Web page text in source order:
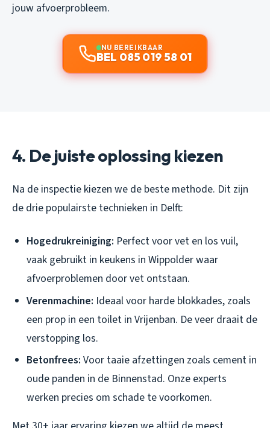
jouw afvoerprobleem.
NU BEREIKBAAR
BEL 085 019 58 01
4. De juiste oplossing kiezen
Na de inspectie kiezen we de beste methode. Dit zijn
de drie populairste technieken in Delft:
Hogedrukreiniging: Perfect voor vet en los vuil,
vaak gebruikt in keukens in Wippolder waar
afvoerproblemen door vet ontstaan.
Verenmachine: Ideaal voor harde blokkades, zoals
een prop in een toilet in Vrijenban. De veer draait de
verstopping los.
Betonfrees: Voor taaie afzettingen zoals cement in
oude panden in de Binnenstad. Onze experts
werken precies om schade te voorkomen.